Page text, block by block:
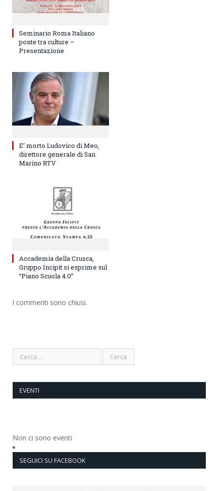
Seminario Roma Italiano
ponte tra culture –
Presentazione
E’ morto Ludovico di Meo,
direttore generale di San
Marino RTV
Accademia della Crusca,
Gruppo Incipit si esprime sul
“Piano Scuola 4.0”
I commenti sono chiusi.
EVENTI
Non ci sono eventi
SEGUICI SU FACEBOOK